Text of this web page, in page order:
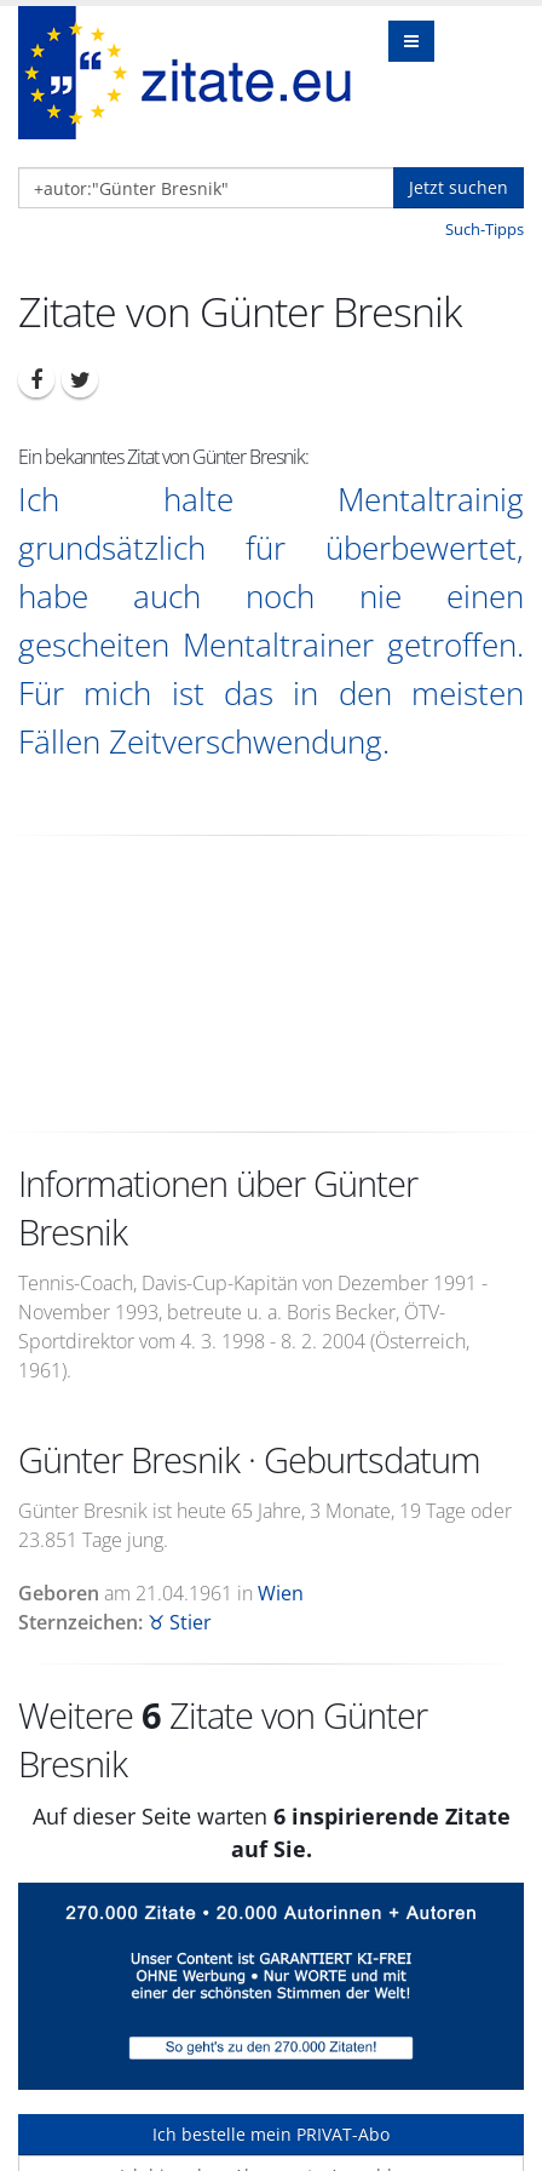
Jetzt suchen
Such-Tipps
Zitate von Günter Bresnik
Ein bekanntes Zitat von Günter Bresnik:
Ich halte Mentaltrainig
grundsätzlich für überbewertet,
habe auch noch nie einen
gescheiten Mentaltrainer getroffen.
Für mich ist das in den meisten
Fällen Zeitverschwendung.
Informationen über Günter
Bresnik
Tennis-Coach, Davis-Cup-Kapitän von Dezember 1991 -
November 1993, betreute u. a. Boris Becker, ÖTV-
Sportdirektor vom 4. 3. 1998 - 8. 2. 2004 (Österreich,
1961).
Günter Bresnik · Geburtsdatum
Günter Bresnik ist heute 65 Jahre, 3 Monate, 19 Tage oder
23.851 Tage jung.
Geboren am 21.04.1961 in Wien
Sternzeichen: ♉ Stier
Weitere 6 Zitate von Günter
Bresnik
Auf dieser Seite warten 6 inspirierende Zitate
auf Sie.
Ich bestelle mein PRIVAT-Abo